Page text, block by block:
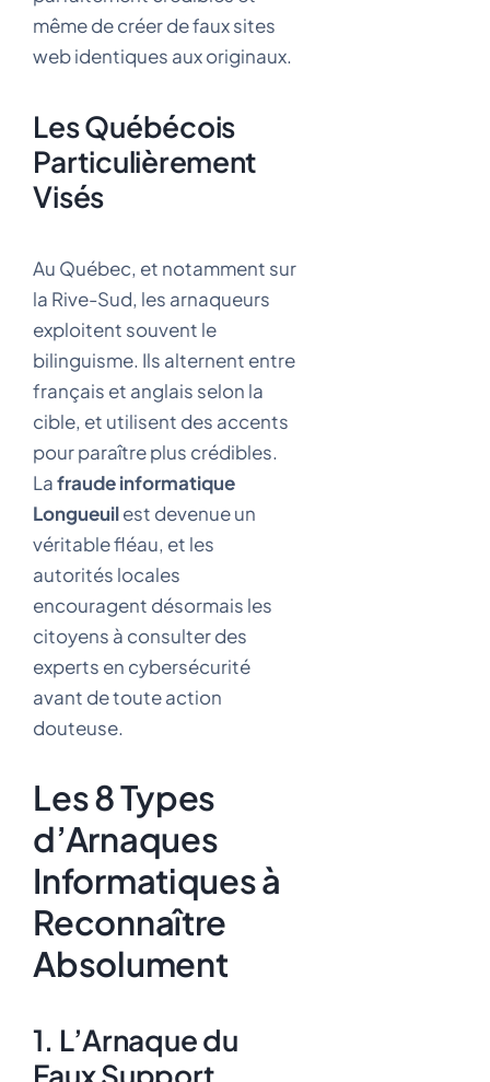
même de créer de faux sites
web identiques aux originaux.
Les Québécois
Particulièrement
Visés
Au Québec, et notamment sur
la Rive-Sud, les arnaqueurs
exploitent souvent le
bilinguisme. Ils alternent entre
français et anglais selon la
cible, et utilisent des accents
pour paraître plus crédibles.
Lafraude informatique
Longueuilest devenue un
véritable fléau, et les
autorités locales
encouragent désormais les
citoyens à consulter des
experts en cybersécurité
avant de toute action
douteuse.
Les 8 Types
d’Arnaques
Informatiques à
Reconnaître
Absolument
1. L’Arnaque du